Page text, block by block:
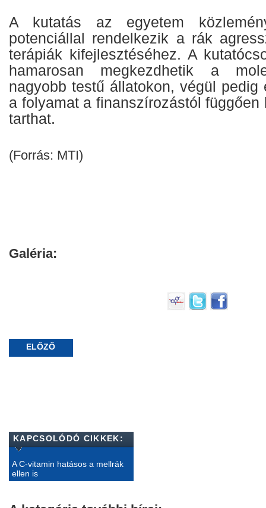
A kutatás az egyetem
potenciállal rendelkezik a rák
terápiák kifejlesztéséhez. A
hamarosan megkezdhetik a
nagyobb testű állatokon, végül pedig
a folyamat a finanszírozástól
tarthat.
(Forrás: MTI)
Galéria:
ELŐZŐ
KAPCSOLÓDÓ CIKKEK:
A C-vitamin hatásos a mellrák
ellen is